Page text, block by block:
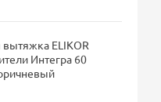
ELIKOR
Интегра 60